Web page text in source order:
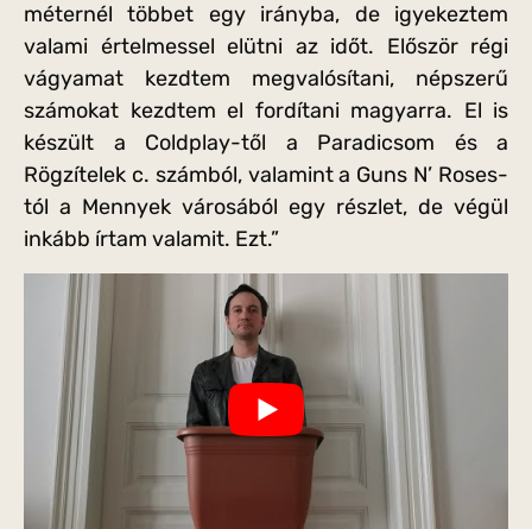
méternél többet egy irányba, de igyekeztem
valami értelmessel elütni az időt. Először régi
vágyamat kezdtem megvalósítani, népszerű
számokat kezdtem el fordítani magyarra. El is
készült a Coldplay-től a Paradicsom és a
Rögzítelek c. számból, valamint a Guns N’ Roses-
tól a Mennyek városából egy részlet, de végül
inkább írtam valamit. Ezt.”